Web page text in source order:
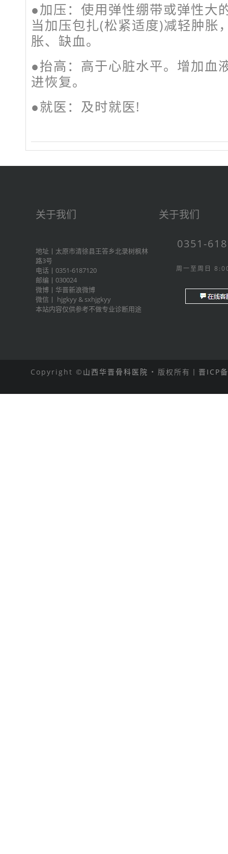
●加压：使用弹性绷带或弹性大
当加压包扎(松紧适度)减轻肿胀
胀、缺血。
●抬高：高于心脏水平。增加血
进恢复。
●就医：及时就医!
关于我们
地址丨太原市清徐县王答乡北录树枫林
路3号
电话丨0351-6187120
邮编丨030024
微博丨 华晋新浪微博
微信丨 hjgkyy & sxhjgkyy
本站内容仅供参考不做专业诊断用途
关于我们
0351-
周一至周日
Copyright © 山西华晋骨科医院 • 版权所有丨 晋ICP